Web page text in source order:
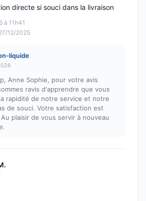
à 11h41
12/2025
directe si souci dans la livraison
liquide
Anne Sophie, pour votre avis
ravis d'apprendre que vous
rapidité de notre service et notre
de souci. Votre satisfaction est
plaisir de vous servir à nouveau